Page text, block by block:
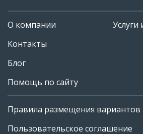
+7 903 901 6655
О компании
Контакты
Блог
Помощь по сайту
Услуги
Правила размещения вариантов
Пользовательское соглашение